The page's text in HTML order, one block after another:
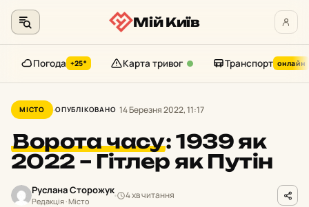
до
контенту
Мій Київ
Погода +25° Карта тривог Транспорт онлайн
МІСТО ОПУБЛІКОВАНО 14 Березня 2022, 11:17
Ворота часу: 1939 як
2022 – Гітлер як Путін
Руслана Сторожук
Редакція · Місто
4 хв читання